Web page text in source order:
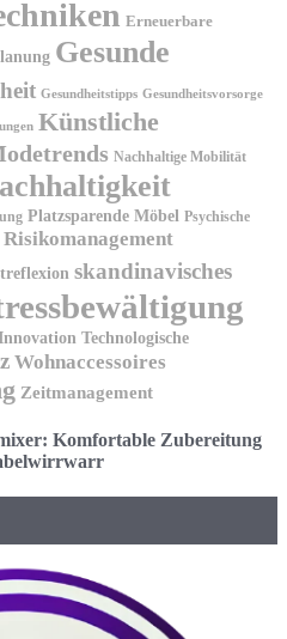
Erneuerbare
Gesunde
Gesundheitstipps Gesundheitsvorsorge
Künstliche
Nachhaltige Mobilität
Platzsparende Möbel Psychische
Risikomanagement
skandinavisches
Technologische
Wohnaccessoires
Zeitmanagement
Komfortable Zubereitung